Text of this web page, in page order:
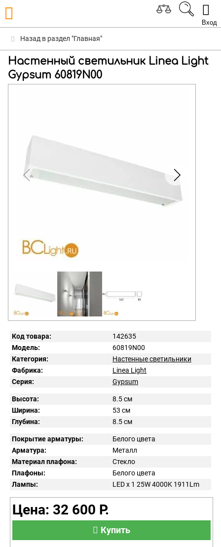
Вход
Назад в раздел "Главная"
Настенный светильник Linea Light
Gypsum 60819N00
Код товара:
142635
Модель:
60819N00
Категория:
Настенные светильники
Фабрика:
Linea Light
Серия:
Gypsum
Высота:
8.5 см
Ширина:
53 см
Глубина:
8.5 см
Покрытие арматуры:
Белого цвета
Арматура:
Металл
Материал плафона:
Стекло
Плафоны:
Белого цвета
Лампы:
LED x 1 25W 4000K 1911Lm
Цена: 32 600 Р.
Купить